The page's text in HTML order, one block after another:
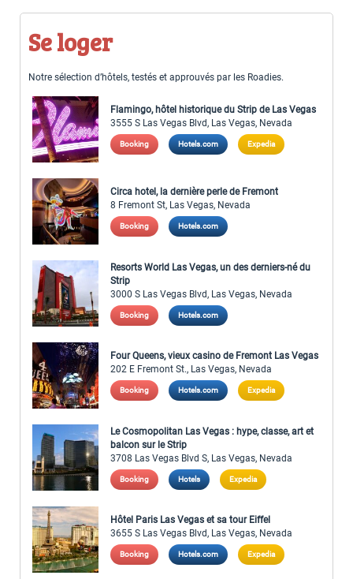
Se loger
Notre sélection d’hôtels, testés et approuvés par les Roadies.
Flamingo, hôtel historique du Strip de Las Vegas
3555 S Las Vegas Blvd, Las Vegas, Nevada
Booking Hotels.com Expedia
Circa hotel, la dernière perle de Fremont
8 Fremont St, Las Vegas, Nevada
Booking Hotels.com
Resorts World Las Vegas, un des derniers-né du
Strip
3000 S Las Vegas Blvd, Las Vegas, Nevada
Booking Hotels.com
Four Queens, vieux casino de Fremont Las Vegas
202 E Fremont St., Las Vegas, Nevada
Booking Hotels.com Expedia
Le Cosmopolitan Las Vegas : hype, classe, art et
balcon sur le Strip
3708 Las Vegas Blvd S, Las Vegas, Nevada
Booking Hotels Expedia
Hôtel Paris Las Vegas et sa tour Eiffel
3655 S Las Vegas Blvd, Las Vegas, Nevada
Booking Hotels.com Expedia